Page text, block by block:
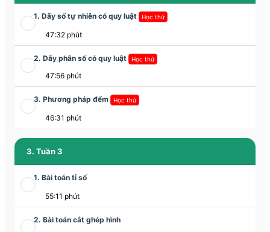
1. Dãy số tự nhiên có quy luật Học thử
47:32 phút
2. Dãy phân số có quy luật Học thử
47:56 phút
3. Phương pháp đếm Học thử
46:31 phút
3. Tuần 3
1. Bài toán tỉ số
55:11 phút
2. Bài toán cắt ghép hình